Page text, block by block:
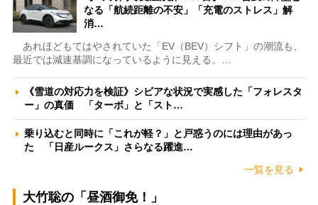
なる「航続距離の不安」「充電のストレス」解
消…
あれほどもてはやされていた「EV（BEV）シフト」の潮流も、
最近では減速基調になっているように見える。…
《雪道の対応力を検証》シビアな状況で実感した「フォレスタ
ー」の真価 「ターボ」と「スト…
乗り込むと同時に「これが軽？」と戸惑うのには理由があっ
た 「日産ルークス」さらなる躍進…
一覧を見る
大竹聡の「昼酒御免！」